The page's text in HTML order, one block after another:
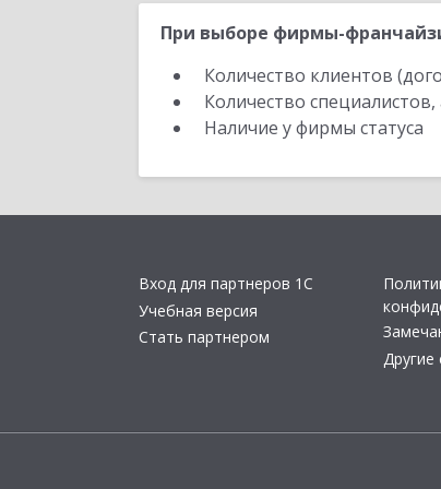
При выборе фирмы-
Количество клиентов
Количество
Наличие у фирмы статуса
Вход для партнеров 1С
Учебная версия
Стать партнером
Другие